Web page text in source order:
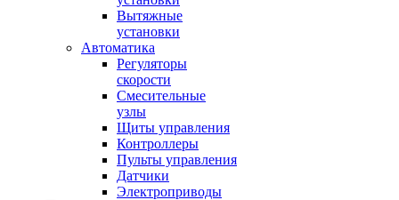
Вытяжные
установки
Автоматика
Регуляторы
скорости
Смесительные
узлы
Щиты управления
Контроллеры
Пульты управления
Датчики
Электроприводы